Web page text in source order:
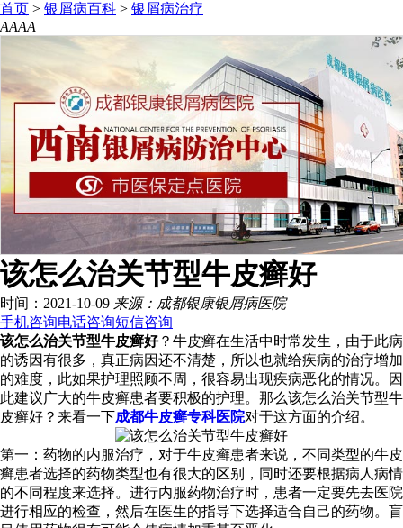
首页 > 银屑病百科 > 银屑病治疗
AAAA
该怎么治关节型牛皮癣好
时间：2021-10-09 来源：成都银康银屑病医院
手机咨询电话咨询短信咨询
该怎么治关节型牛皮癣好？牛皮癣在生活中时常发生，由于此病
的诱因有很多，真正病因还不清楚，所以也就给疾病的治疗增加
的难度，此如果护理照顾不周，很容易出现疾病恶化的情况。因
此建议广大的牛皮癣患者要积极的护理。那么该怎么治关节型牛
皮癣好？来看一下成都牛皮癣专科医院对于这方面的介绍。
第一：药物的内服治疗，对于牛皮癣患者来说，不同类型的牛皮
癣患者选择的药物类型也有很大的区别，同时还要根据病人病情
的不同程度来选择。进行内服药物治疗时，患者一定要先去医院
进行相应的检查，然后在医生的指导下选择适合自己的药物。盲